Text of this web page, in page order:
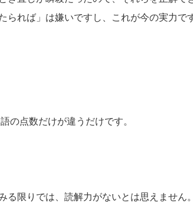
られば」は嫌いですし、これが今の実力で
の点数だけが違うだけです。
る限りでは、読解力がないとは思えません